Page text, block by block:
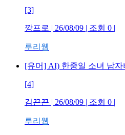
[3]
깡프로 | 26/08/09 | 조회 0 |
루리웹
[유머] AI) 한중일 소녀 남자
[4]
김끈끈 | 26/08/09 | 조회 0 |
루리웹